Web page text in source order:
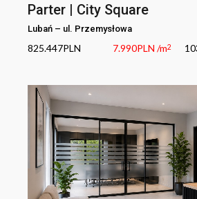
Parter | City Square
Lubań – ul. Przemysłowa
825.447PLN 7.990PLN /m2